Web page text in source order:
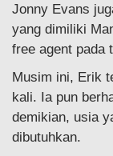
Jonny Evans
yang dimiliki
free agent pada
Musim ini, Erik
kali. Ia pun
demikian, usia
dibutuhkan.